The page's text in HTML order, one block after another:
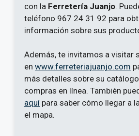
con la Ferretería Juanjo.
teléfono 967 24 31 92 para
información sobre sus
Además, te invitamos a visitar
en www.ferreteriajuanjo.com
más detalles sobre su
compras en línea. También
aquí para saber cómo llegar a
el mapa.